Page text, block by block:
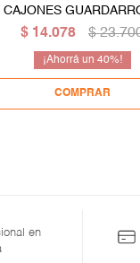
CAJONES
PLACARD
$ 14.078 $
40
en